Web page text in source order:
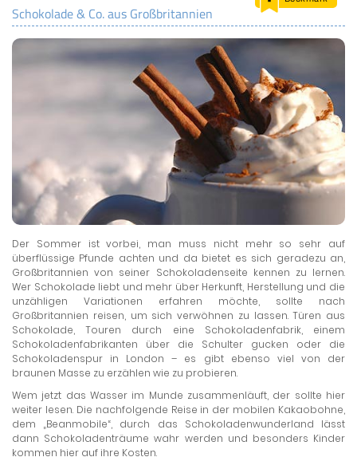
LAND & LEUTE
LERNCENTER
ENGLISCH
ENGLAND ZUHAUSE
BRITISH SHOP
Schokolade & Co. aus Großbritannien
Der Sommer ist vorbei, man muss nicht mehr so sehr auf
überflüssige Pfunde achten und da bietet es sich geradezu an,
Großbritannien von seiner Schokoladenseite kennen zu lernen.
Wer Schokolade liebt und mehr über Herkunft, Herstellung und die
unzähligen Variationen erfahren möchte, sollte nach
Großbritannien reisen, um sich verwöhnen zu lassen. Türen aus
Schokolade, Touren durch eine Schokoladenfabrik, einem
Schokoladenfabrikanten über die Schulter gucken oder die
Schokoladenspur in London – es gibt ebenso viel von der
braunen Masse zu erzählen wie zu probieren.
Wem jetzt das Wasser im Munde zusammenläuft, der sollte hier
weiter lesen. Die nachfolgende Reise in der mobilen Kakaobohne,
dem „Beanmobile“, durch das Schokoladenwunderland lässt
dann Schokoladenträume wahr werden und besonders Kinder
kommen hier auf ihre Kosten.